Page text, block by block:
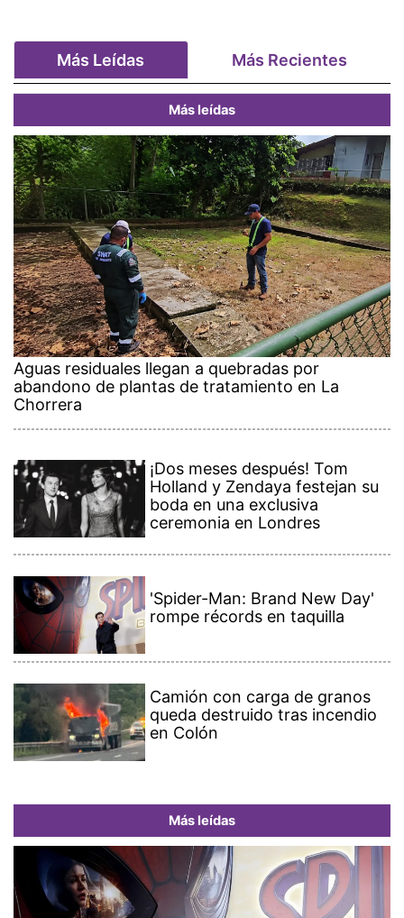
Más Leídas Más Recientes
Más leídas
Aguas residuales llegan a quebradas por
abandono de plantas de tratamiento en La
Chorrera
¡Dos meses después! Tom
Holland y Zendaya festejan su
boda en una exclusiva
ceremonia en Londres
'Spider-Man: Brand New Day'
rompe récords en taquilla
Camión con carga de granos
queda destruido tras incendio
en Colón
Más leídas